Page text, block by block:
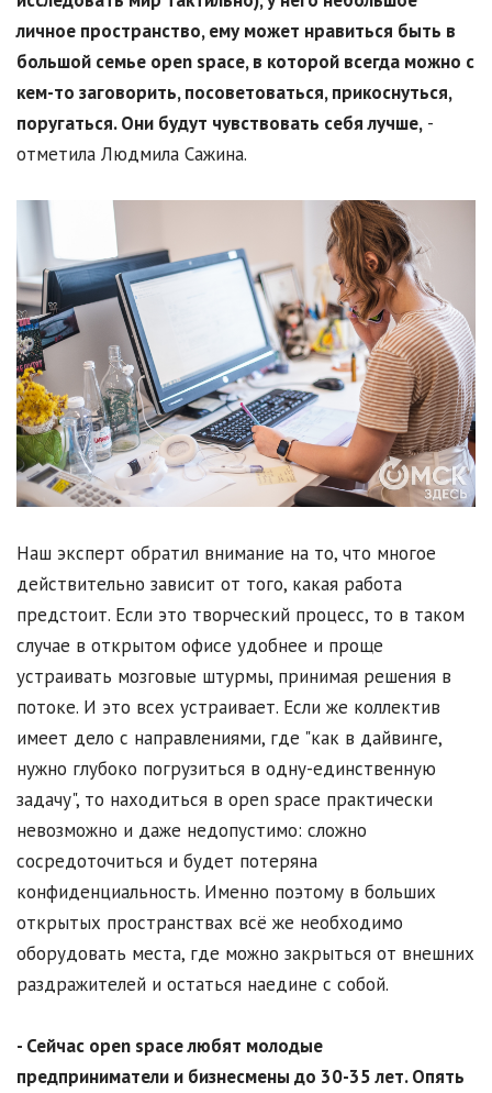
личное пространство, ему может нравиться быть в
большой семье open space, в которой всегда можно с
кем-то заговорить, посоветоваться, прикоснуться,
поругаться. Они будут чувствовать себя лучше, -
отметила Людмила Сажина.
Наш эксперт обратил внимание на то, что многое
действительно зависит от того, какая работа
предстоит. Если это творческий процесс, то в таком
случае в открытом офисе удобнее и проще
устраивать мозговые штурмы, принимая решения в
потоке. И это всех устраивает. Если же коллектив
имеет дело с направлениями, где "как в дайвинге,
нужно глубоко погрузиться в одну-единственную
задачу", то находиться в open space практически
невозможно и даже недопустимо: сложно
сосредоточиться и будет потеряна
конфиденциальность. Именно поэтому в больших
открытых пространствах всё же необходимо
оборудовать места, где можно закрыться от внешних
раздражителей и остаться наедине с собой.
- Сейчас open space любят молодые
предприниматели и бизнесмены до 30-35 лет. Опять